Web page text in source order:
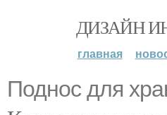
ДИЗАЙН
главная
Поднос для